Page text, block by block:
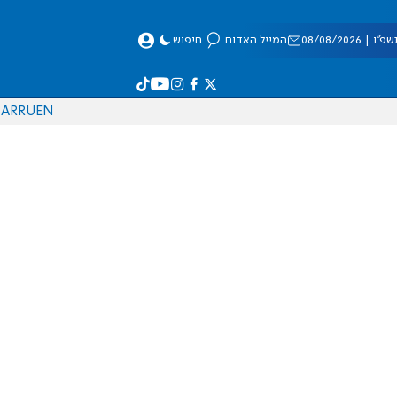
08/2026 המייל האדום חיפוש
EN
RU
AR